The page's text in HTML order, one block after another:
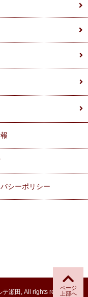
ページ
上部へ
シーポリシー
瀬田, All rights reserved.